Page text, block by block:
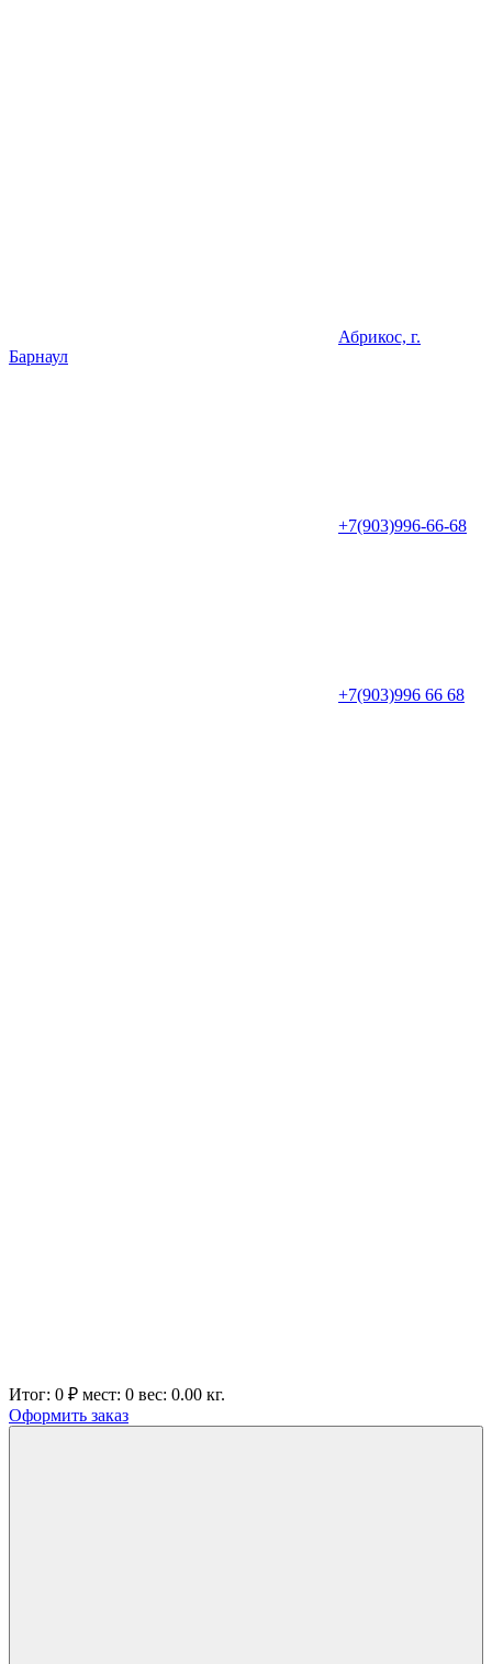
Абрикос, г.
Барнаул
+7(903)996-66-68
+7(903)996 66 68
Итог: 0 ₽ мест: 0 вес: 0.00 кг.
Оформить заказ